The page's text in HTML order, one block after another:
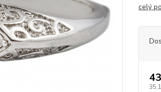
celý